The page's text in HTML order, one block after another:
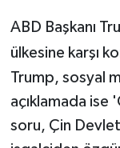
ABD Başkanı
ülkesine karşı
Trump, sosyal
açıklamada ise
soru, Çin Devlet